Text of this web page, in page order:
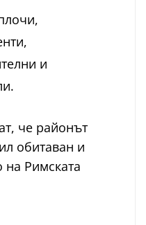
и
че районът
обитаван и
Римската